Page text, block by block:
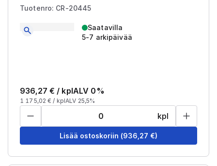
Tuotenro: CR-20445
Saatavilla
5-7 arkipäivää
936,27 € / kplALV 0%
1 175,02 € / kplALV 25,5%
kpl
Lisää ostoskoriin (936,27 €)